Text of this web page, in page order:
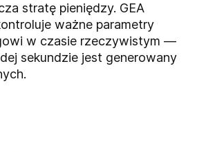
stratę pieniędzy. GEA
ważne parametry
w czasie rzeczywistym —
sekundzie jest generowany